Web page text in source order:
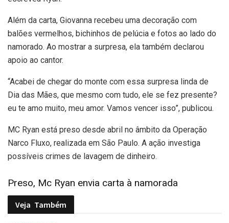
Além da carta, Giovanna recebeu uma decoração com
balões vermelhos, bichinhos de pelúcia e fotos ao lado do
namorado. Ao mostrar a surpresa, ela também declarou
apoio ao cantor.
“Acabei de chegar do monte com essa surpresa linda de
Dia das Mães, que mesmo com tudo, ele se fez presente?
eu te amo muito, meu amor. Vamos vencer isso”, publicou.
MC Ryan está preso desde abril no âmbito da Operação
Narco Fluxo, realizada em São Paulo. A ação investiga
possíveis crimes de lavagem de dinheiro.
Preso, Mc Ryan envia carta à namorada
Veja Também